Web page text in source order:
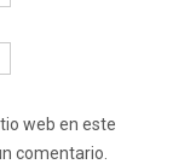
web en este
comentario.